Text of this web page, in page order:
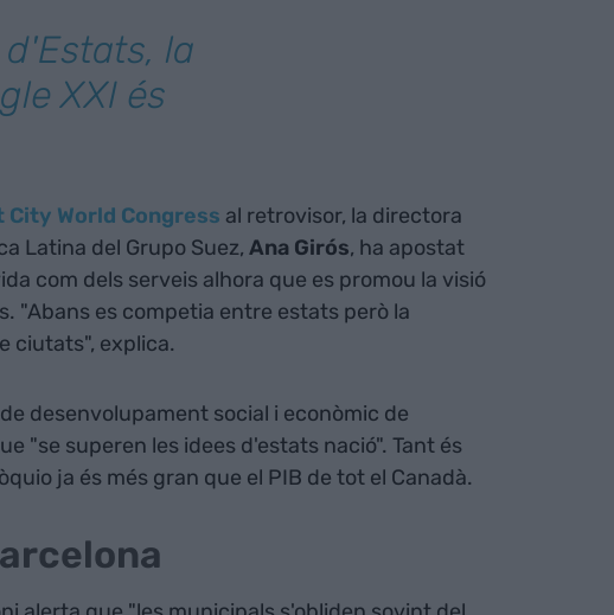
d'Estats, la
XXI és
City World Congress al retrovisor, la directora
Latina del Grupo Suez, Ana Girós, ha apostat
com dels serveis alhora que es promou la visió
"Abans es competia entre estats però la
ciutats", explica.
desenvolupament social i econòmic de
"se superen les idees d'estats nació". Tant és
ja és més gran que el PIB de tot el Canadà.